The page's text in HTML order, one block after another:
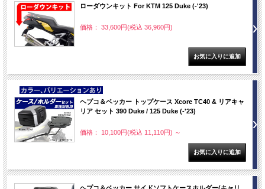
ローダウンキット For KTM 125 Duke (-'23)
価格： 33,600円(税込 36,960円)
NEW
ヘプコ＆ベッカー トップケース Xcore TC40 & リアキャ
リア セット 390 Duke / 125 Duke (-'23)
価格： 10,100円(税込 11,110円) ～